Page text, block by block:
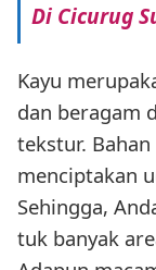
Di Cicurug
Kayu
dan beragam
tekstur.
menciptakan
Sehingga,
tuk banyak